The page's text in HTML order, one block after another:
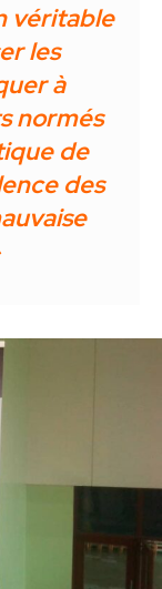
véritable
les
à
normés
de
des